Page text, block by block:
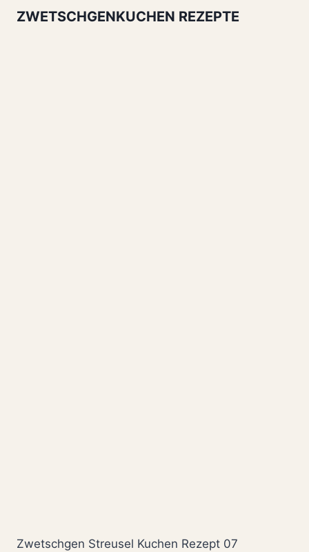
ZWETSCHGENKUCHEN REZEPTE
Zwetschgen Streusel Kuchen Rezept 07